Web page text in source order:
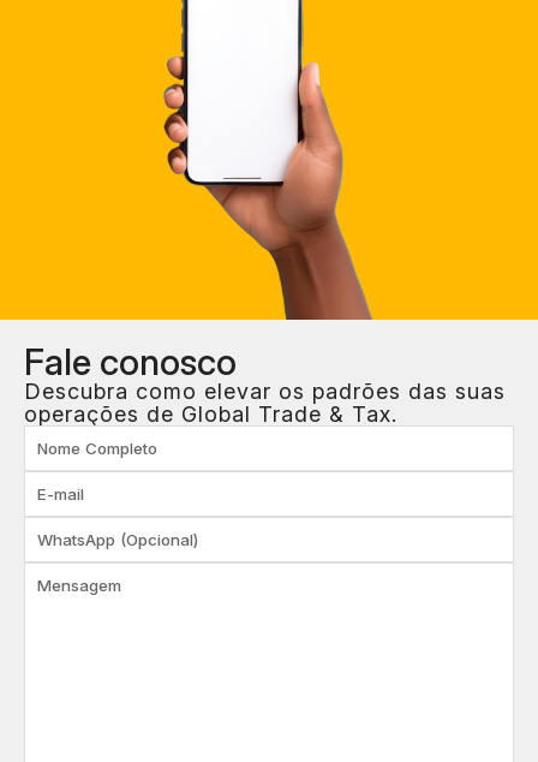
Fale conosco
Descubra como elevar os padrões das suas
operações de Global Trade & Tax.